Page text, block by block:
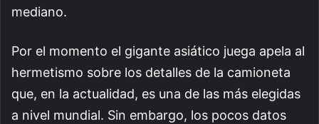
mediano.
Por el momento el gigante asiático juega apela al
hermetismo sobre los detalles de la camioneta
que, en la actualidad, es una de las más elegidas
a nivel mundial. Sin embargo, los pocos datos